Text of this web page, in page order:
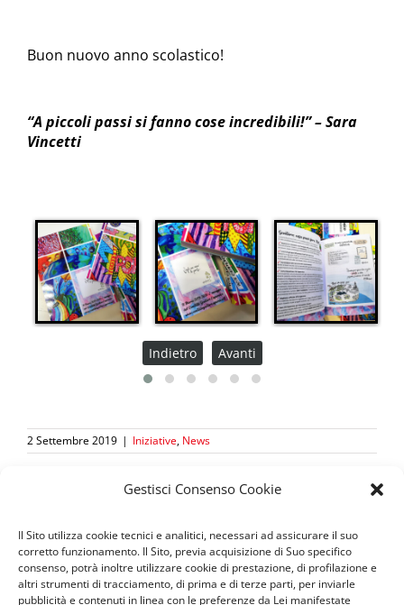
Gestisci Consenso Cookie
Il Sito utilizza cookie tecnici e analitici, necessari ad assicurare il suo
corretto funzionamento. Il Sito, previa acquisizione di Suo specifico
consenso, potrà inoltre utilizzare cookie di prestazione, di profilazione e
altri strumenti di tracciamento, di prima e di terze parti, per inviarle
pubblicità e contenuti in linea con le preferenze da Lei manifestate
Buon nuovo anno scolastico!
“A piccoli passi si fanno cose incredibili!” – Sara
Vincetti
Indietro Avanti
2 Settembre 2019 | Iniziative, News
Seguici sui social